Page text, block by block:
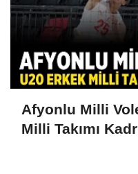
Afyonlu Milli
Milli Takımı